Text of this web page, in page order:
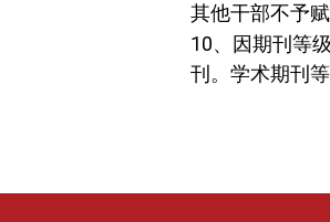
其他干部不予
10、因期刊等
刊。学术期刊